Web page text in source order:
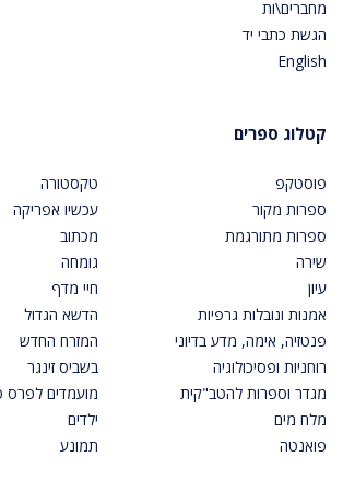
מחברים\ות
הגשת כתבי יד
English
קטלוג ספרים
פוסטקפ
ספרות מקור
ספרות מתורגמת
שירה
עיון
אמנות ונובלות גרפיות
פנטזיה, אימה, מדע בדיוני
רוחניות ופסיכולוגיה
מגדר וספרות להטב"קית
מלח מים
פואנטה
טקסטורה
עכשיו אפריקה
מכתוב
גומחה
חיי מדף
הדשא הגדול
המזרח החדש
בשביס זינגר
מועמדים לפרס
ילדים
תמונע